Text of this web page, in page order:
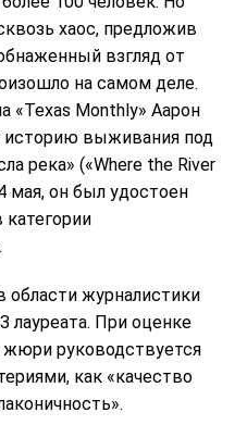
хаос, предложив
взгляд от
на самом деле.
«Texas Monthly» Аарон
историю выживания под
река» («Where the River
мая, он был удостоен
области журналистики
лауреата. При оценке
руководствуется
как «качество